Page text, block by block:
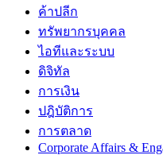
ค้าปลีก
ทรัพยากรบุคคล
ไอทีและระบบ
ดิจิทัล
การเงิน
ปฎิบัติการ
การตลาด
Corporate Affairs &